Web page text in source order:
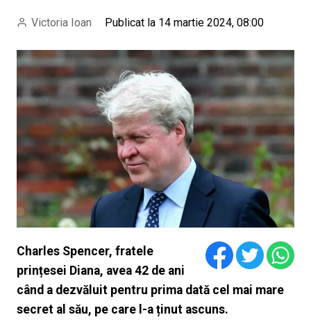
Victoria Ioan Publicat la 14 martie 2024, 08:00
Charles Spencer, fratele
prințesei Diana, avea 42 de ani
când a dezvăluit pentru prima dată cel mai mare
secret al său, pe care l-a ținut ascuns.